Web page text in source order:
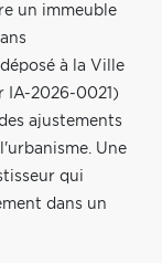
un immeuble
à la Ville
IA-2026-0021)
ajustements
Une
qui
dans un